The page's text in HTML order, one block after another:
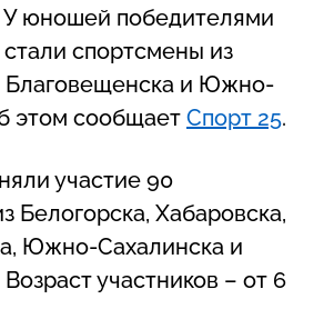
У юношей победителями
спортсмены из
Благовещенска и Южно-
этом сообщает Спорт 25.
участие 90
Белогорска, Хабаровска,
Южно-Сахалинска и
участников – от 6